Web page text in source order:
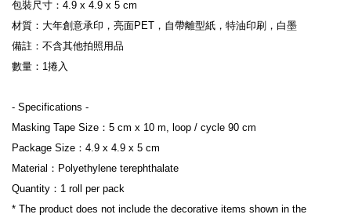
包裝尺寸：4.9 x 4.9 x 5 cm
材質：大年創意承印，亮面PET，自帶離型紙，特油印刷，白墨
備註：不含其他拍照用品
數量：1捲入
- Specifications -
Masking Tape Size：5 cm x 10 m, loop / cycle 90 cm
Package Size：4.9 x 4.9 x 5 cm
Material：Polyethylene terephthalate
Quantity：1 roll per pack
* The product does not include the decorative items shown in the